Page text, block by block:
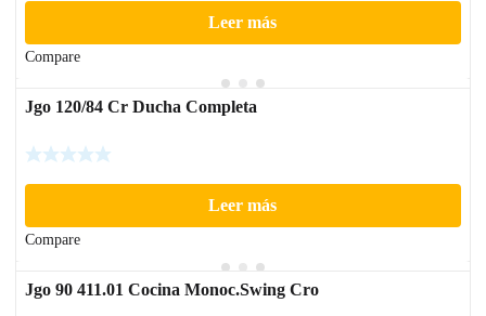
Leer más
Compare
Jgo 120/84 Cr Ducha Completa
Leer más
Compare
Jgo 90 411.01 Cocina Monoc.Swing Cro